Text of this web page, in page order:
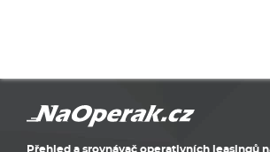
Přehled a srovnávač operativních leasingů